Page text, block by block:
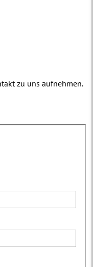
zu uns aufnehmen.